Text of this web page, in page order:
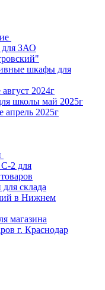
для ЗАО
шкафы для
2024г
школы май 2025г
2025г
2 для
склада
в Нижнем
магазина
г. Краснодар